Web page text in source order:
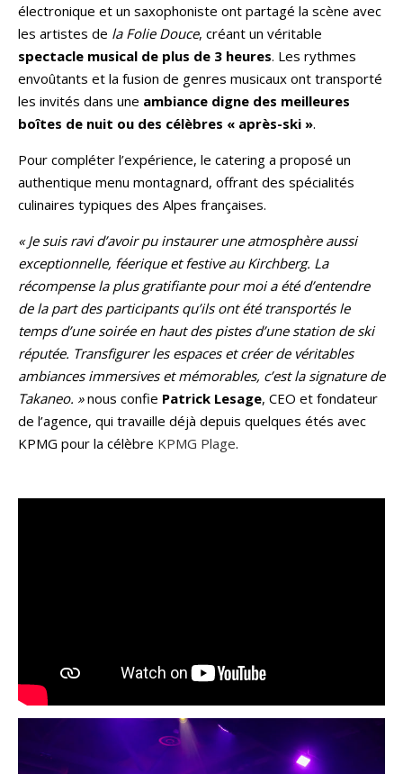
électronique et un saxophoniste ont partagé la scène avec
les artistes de la Folie Douce, créant un véritable
spectacle musical de plus de 3 heures. Les rythmes
envoûtants et la fusion de genres musicaux ont transporté
les invités dans une ambiance digne des meilleures
boîtes de nuit ou des célèbres « après-ski ».
Pour compléter l’expérience, le catering a proposé un
authentique menu montagnard, offrant des spécialités
culinaires typiques des Alpes françaises.
« Je suis ravi d’avoir pu instaurer une atmosphère aussi
exceptionnelle, féerique et festive au Kirchberg. La
récompense la plus gratifiante pour moi a été d’entendre
de la part des participants qu’ils ont été transportés le
temps d’une soirée en haut des pistes d’une station de ski
réputée. Transfigurer les espaces et créer de véritables
ambiances immersives et mémorables, c’est la signature de
Takaneo. »nous confie Patrick Lesage, CEO et fondateur
de l’agence, qui travaille déjà depuis quelques étés avec
KPMG pour la célèbre KPMG Plage.